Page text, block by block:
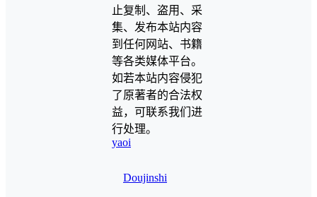
止复制、盗用、采
集、发布本站内容
到任何网站、书籍
等各类媒体平台。
如若本站内容侵犯
了原著者的合法权
益，可联系我们进
行处理。
yaoi
Doujinshi